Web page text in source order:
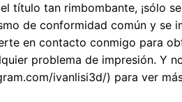
título tan rimbombante, ¡sólo
de conformidad común y se
en contacto conmigo para
problema de impresión. Y
ivanlisi3d/) para ver